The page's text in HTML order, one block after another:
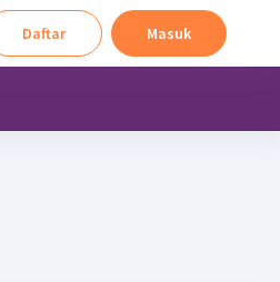
Daftar Masuk